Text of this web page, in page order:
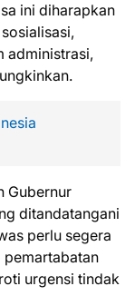
ini diharapkan
administrasi,
Gubernur
ditandatangani
perlu segera
pemartabatan
urgensi tindak